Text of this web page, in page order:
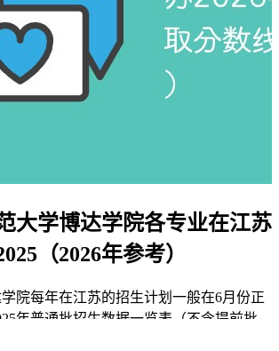
大学博达学院各专业在江苏
（2026年参考）
院每年在江苏的招生计划一般在6月份正
年普通批招生数据一览表（不含提前批、
招生），可作为2026年招生趋势的判断依